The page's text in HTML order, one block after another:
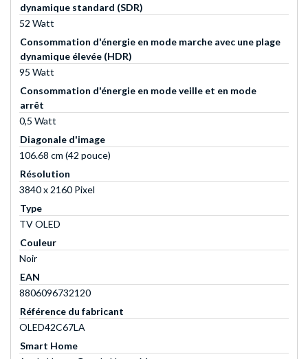
dynamique standard (SDR)
52 Watt
Consommation d'énergie en mode marche avec une plage
dynamique élevée (HDR)
95 Watt
Consommation d'énergie en mode veille et en mode
arrêt
0,5 Watt
Diagonale d'image
106.68 cm (42 pouce)
Résolution
3840 x 2160 Pixel
Type
TV OLED
Couleur
Noir
EAN
8806096732120
Référence du fabricant
OLED42C67LA
Smart Home